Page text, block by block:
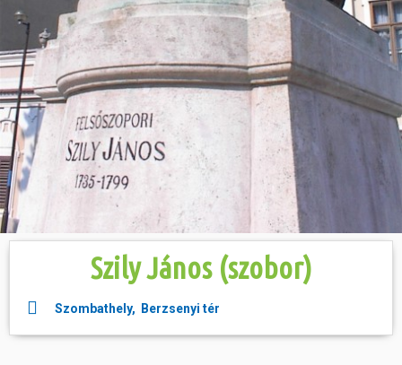
Szily János (szobor)
Szombathely, Berzsenyi tér